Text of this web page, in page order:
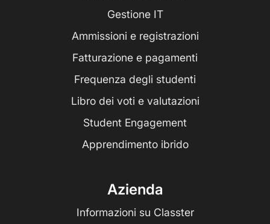
Gestione IT
Ammissioni e registrazioni
Fatturazione e pagamenti
Frequenza degli studenti
Libro dei voti e valutazioni
Student Engagement
Apprendimento ibrido
Azienda
Informazioni su Classter